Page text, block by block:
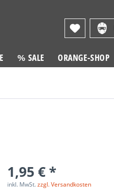
% SALE ORANGE-SHOP
1,95 € *
inkl. MwSt.zzgl. Versandkosten